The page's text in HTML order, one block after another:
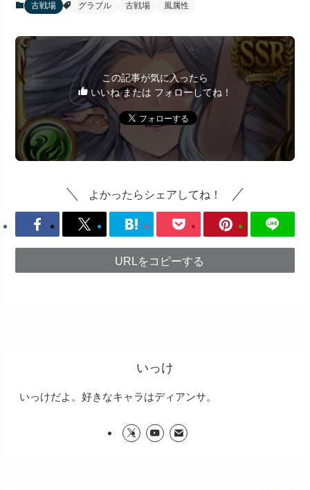
古戦場 グラブル 古戦場 風属性
この記事が気に入ったら
いいね または フォローしてね！
よかったらシェアしてね！
URLをコピーする
いっけ
いっけだよ。好きなキャラはディアンサ。